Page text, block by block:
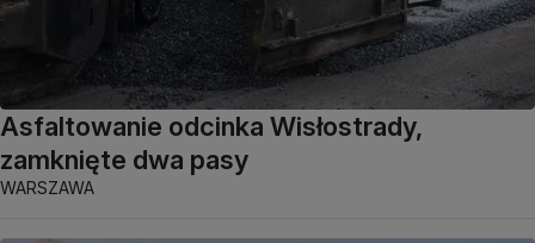
Asfaltowanie odcinka Wisłostrady,
zamknięte dwa pasy
WARSZAWA